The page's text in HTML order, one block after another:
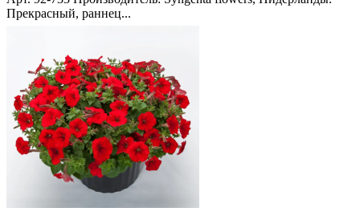
Прекрасный, раннец...